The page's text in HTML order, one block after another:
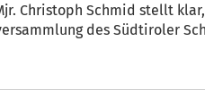
Christoph Schmid stellt
des Südtiroler